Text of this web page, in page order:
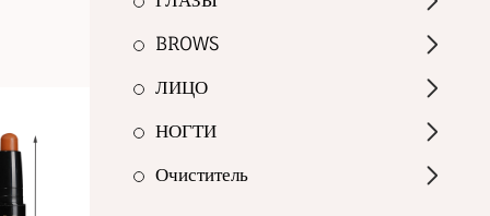
BROWS
ЛИЦО
НОГТИ
Очиститель